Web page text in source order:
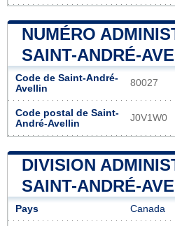
NUMÉRO
SAINT-ANDRÉ-
Code de Saint-André-
Avellin
80027
Code postal de Saint-
André-Avellin
J0V1W0
DIVISION
SAINT-ANDRÉ-
Pays Canada